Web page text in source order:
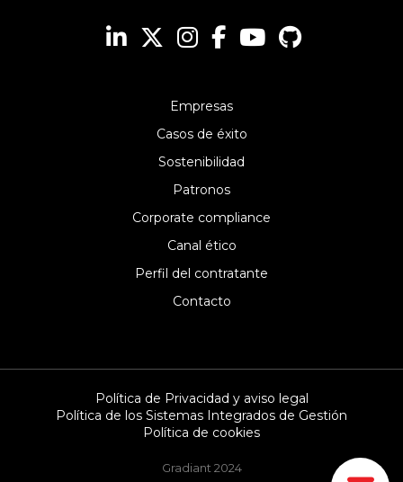
Empresas
Casos de éxito
Sostenibilidad
Patronos
Corporate compliance
Canal ético
Perfil del contratante
Contacto
Gradiant 2024
Política de Privacidad y aviso legal
Política de los Sistemas Integrados de Gestión
Política de cookies